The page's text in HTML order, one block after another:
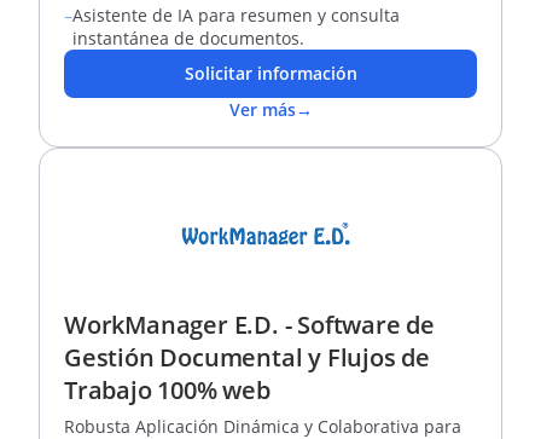
–Asistente de IA para resumen y consulta
instantánea de documentos.
Solicitar información
Ver más→
WorkManager E.D. - Software de
Gestión Documental y Flujos de
Trabajo 100% web
Robusta Aplicación Dinámica y Colaborativa para